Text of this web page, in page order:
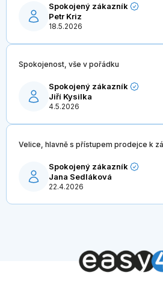
Spokojený zákazník
Petr Kriz
18.5.2026
Spokojenost, vše v pořádku
Spokojený zákazník
Jiří Kysilka
4.5.2026
Velice, hlavně s přístupem prodejce k
Spokojený zákazník
Jana Sedláková
22.4.2026